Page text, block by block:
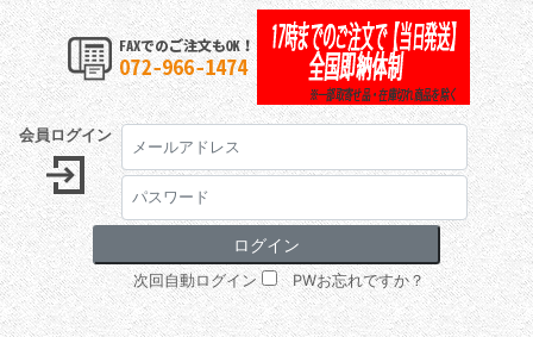
会員ログイン
次回自動ログイン PWお忘れですか？